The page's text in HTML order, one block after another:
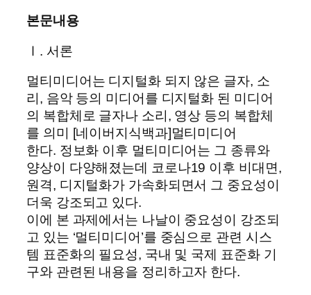
본문내용
Ⅰ. 서론
멀티미디어는 디지털화 되지 않은 글자, 소
리, 음악 등의 미디어를 디지털화 된 미디어
의 복합체로 글자나 소리, 영상 등의 복합체
를 의미 [네이버지식백과]멀티미디어
한다. 정보화 이후 멀티미디어는 그 종류와
양상이 다양해졌는데 코로나19 이후 비대면,
원격, 디지털화가 가속화되면서 그 중요성이
더욱 강조되고 있다.
이에 본 과제에서는 나날이 중요성이 강조되
고 있는 ‘멀티미디어’를 중심으로 관련 시스
템 표준화의 필요성, 국내 및 국제 표준화 기
구와 관련된 내용을 정리하고자 한다.